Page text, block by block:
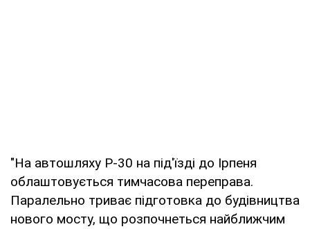
"На автошляху Р-30 на під'їзді до Ірпеня
облаштовується тимчасова переправа.
Паралельно триває підготовка до будівництва
нового мосту, що розпочнеться найближчим